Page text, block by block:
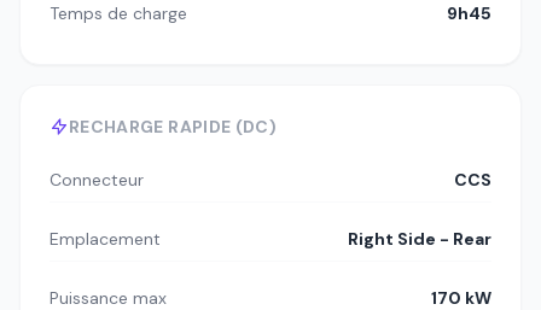
Temps de charge 9h45
RECHARGE RAPIDE (DC)
Connecteur CCS
Emplacement Right Side - Rear
Puissance max 170 kW